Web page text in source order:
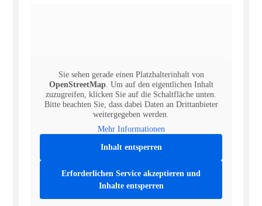
Sie sehen gerade einen Platzhalterinhalt von
OpenStreetMap. Um auf den eigentlichen Inhalt
zuzugreifen, klicken Sie auf die Schaltfläche unten.
Bitte beachten Sie, dass dabei Daten an Drittanbieter
weitergegeben werden.
Mehr Informationen
Inhalt entsperren
Erforderlichen Service akzeptieren und
Inhalte entsperren